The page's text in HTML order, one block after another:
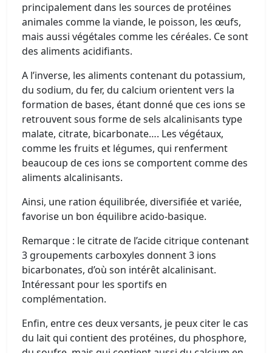
principalement dans les sources de protéines
animales comme la viande, le poisson, les œufs,
mais aussi végétales comme les céréales. Ce sont
des aliments acidifiants.
A l’inverse, les aliments contenant du potassium,
du sodium, du fer, du calcium orientent vers la
formation de bases, étant donné que ces ions se
retrouvent sous forme de sels alcalinisants type
malate, citrate, bicarbonate…. Les végétaux,
comme les fruits et légumes, qui renferment
beaucoup de ces ions se comportent comme des
aliments alcalinisants.
Ainsi, une ration équilibrée, diversifiée et variée,
favorise un bon équilibre acido-basique.
Remarque : le citrate de l’acide citrique contenant
3 groupements carboxyles donnent 3 ions
bicarbonates, d’où son intérêt alcalinisant.
Intéressant pour les sportifs en
complémentation.
Enfin, entre ces deux versants, je peux citer le cas
du lait qui contient des protéines, du phosphore,